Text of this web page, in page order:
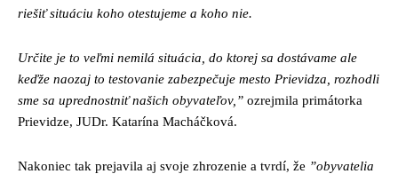
riešiť situáciu koho otestujeme a koho nie.
Určite je to veľmi nemilá situácia, do ktorej sa dostávame ale
keďže naozaj to testovanie zabezpečuje mesto Prievidza, rozhodli
sme sa uprednostniť našich obyvateľov,” ozrejmila primátorka
Prievidze, JUDr. Katarína Macháčková.
Nakoniec tak prejavila aj svoje zhrozenie a tvrdí, že ”obyvatelia